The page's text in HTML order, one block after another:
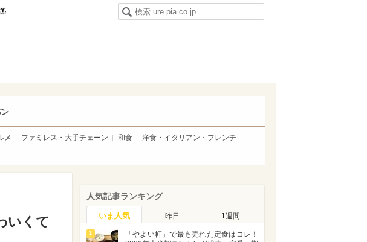
ン
メ ファミレス・大手チェーン 和食
洋食・イタリアン・フレンチ
いくて
人気記事ランキング
いま人気 昨日 1週間
1
「やよい軒」で最も売れた定食はコレ！